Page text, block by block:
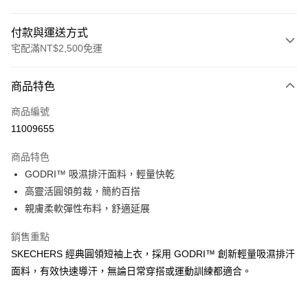
付款與運送方式
宅配滿NT$2,500免運
信用卡一次付款
LINE Pay
相關說明
【大哥付你分期使用說明】
1.本服務由台灣大哥大提供，台灣大哥大用戶可立即使用無須另外申請。
2.付款方式選擇「大哥付你分期」，訂單成立後會自動跳轉到大哥付的交易
流程，驗證手機門號後，選擇欲分期的期數、繳款截止日，確認付款後即完
3.實際核准額度、可分期數及費用金額請依後續交易確認頁面所載為準。
4.訂單成立30分鐘內，如未前往確認交易或遇審核未通過，訂單將自動取
消。如遇「轉專審核」未通過狀況，表示未達大哥付你分期系統評分，恕無
法說明評估內容。
ATM付款
宅配
商品特色
商品編號
11009655
商品特色
GODRI™ 吸濕排汗面料，輕量快乾
高靈活圓領剪裁，簡約百搭
親膚柔軟彈性布料，舒適延展
銷售重點
SKECHERS 經典圓領短袖上衣，採用 GODRI™ 創新輕量吸濕排汗
面料，有效快速導汗，無論日常穿搭或運動訓練都適合。